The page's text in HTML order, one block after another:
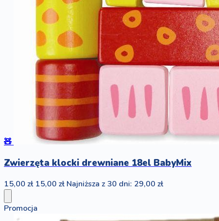
🧸
Zwierzęta klocki drewniane 18el BabyMix
15,00 zł 15,00 zł Najniższa z 30 dni: 29,00 zł
Promocja